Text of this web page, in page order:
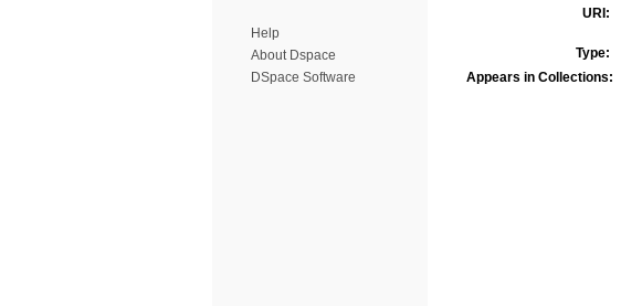
Help
About Dspace
DSpace Software
URI:
Type:
Appears in Collections: